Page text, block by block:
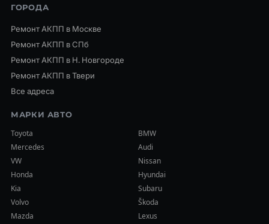
ГОРОДА
Ремонт АКПП в Москве
Ремонт АКПП в СПб
Ремонт АКПП в Н. Новгороде
Ремонт АКПП в Твери
Все адреса
МАРКИ АВТО
Toyota
BMW
Mercedes
Audi
VW
Nissan
Honda
Hyundai
Kia
Subaru
Volvo
Škoda
Mazda
Lexus